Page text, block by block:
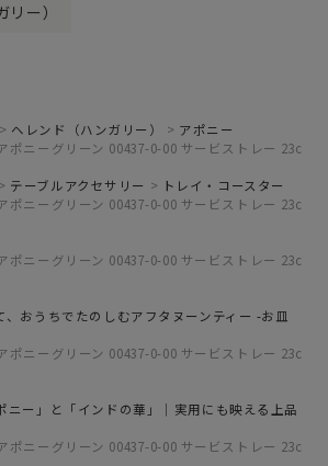
ー）
ヘレンド（ハンガリー）
アポニー
ポニーグリーン 00437-0-00 サービストレー 23c
テーブルアクセサリー
トレイ・コースター
ポニーグリーン 00437-0-00 サービストレー 23c
ポニーグリーン 00437-0-00 サービストレー 23c
、おうちでたのしむアフタヌーンティー -お皿
ポニーグリーン 00437-0-00 サービストレー 23c
ニー」と「インドの華」｜実用にも映える上品
ポニーグリーン 00437-0-00 サービストレー 23c